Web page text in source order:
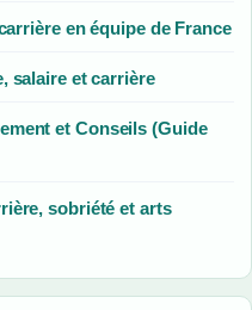
en équipe de France
salaire et carrière
et Conseils (Guide
sobriété et arts